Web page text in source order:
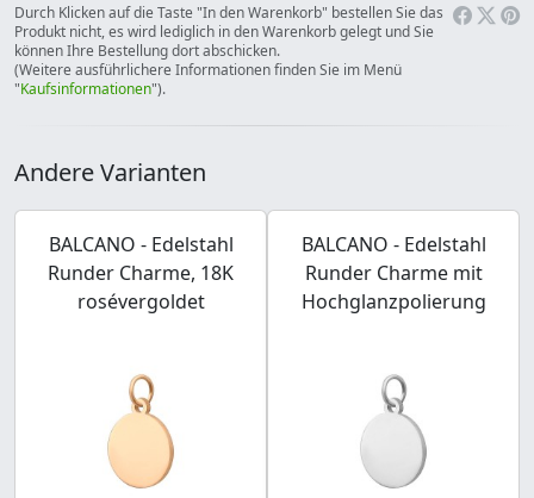
Durch Klicken auf die Taste "In den Warenkorb" bestellen Sie das
Produkt nicht, es wird lediglich in den Warenkorb gelegt und Sie
können Ihre Bestellung dort abschicken.
(Weitere ausführlichere Informationen finden Sie im Menü
"Kaufsinformationen").
Andere Varianten
BALCANO - Edelstahl
Runder Charme, 18K
rosévergoldet
BALCANO - Edelstahl
Runder Charme mit
Hochglanzpolierung